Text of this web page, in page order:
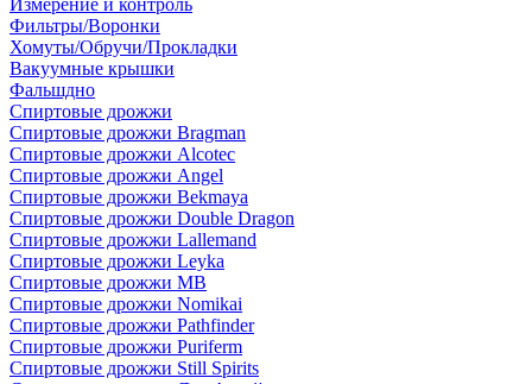
Измерение и контроль
Фильтры/Воронки
Хомуты/Обручи/Прокладки
Вакуумные крышки
Фальшдно
Спиртовые дрожжи
Спиртовые дрожжи Bragman
Спиртовые дрожжи Alcotec
Спиртовые дрожжи Angel
Спиртовые дрожжи Bekmaya
Спиртовые дрожжи Double Dragon
Спиртовые дрожжи Lallemand
Спиртовые дрожжи Leyka
Спиртовые дрожжи MB
Спиртовые дрожжи Nomikai
Спиртовые дрожжи Pathfinder
Спиртовые дрожжи Puriferm
Спиртовые дрожжи Still Spirits